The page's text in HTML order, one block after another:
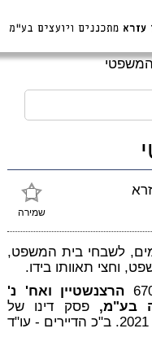
המשפטי
שמירה
לשבחי בית המשפט,
וחצי תאוותו בידו.
הרצנשטיין ואח' נ'
בע"מ,פסק דינו של
השופט יאיר דלוגין מיום 11 לפברואר 2021. ב"כ הדיירים - עו"ד